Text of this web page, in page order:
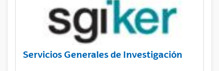
Servicios Generales de Investigación